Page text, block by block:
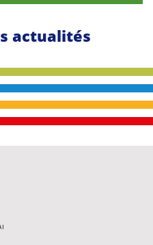
actualités